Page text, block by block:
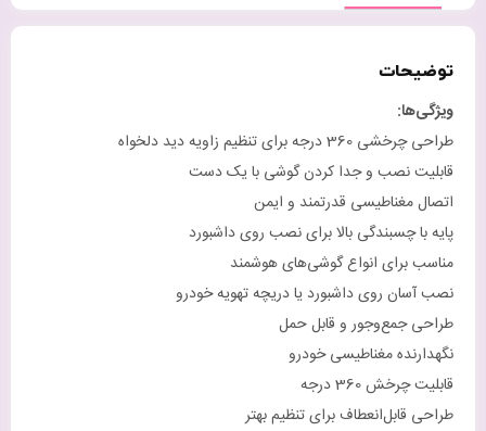
توضیحات
ویژگی‌ها:
طراحی چرخشی 360 درجه برای تنظیم زاویه دید دلخواه
قابلیت نصب و جدا کردن گوشی با یک دست
اتصال مغناطیسی قدرتمند و ایمن
پایه با چسبندگی بالا برای نصب روی داشبورد
مناسب برای انواع گوشی‌های هوشمند
نصب آسان روی داشبورد یا دریچه تهویه خودرو
طراحی جمع‌وجور و قابل حمل
نگهدارنده مغناطیسی خودرو
قابلیت چرخش 360 درجه
طراحی قابل‌انعطاف برای تنظیم بهتر